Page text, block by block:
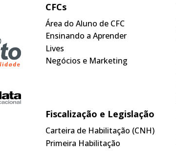
CFCs
Área do Aluno de CFC
Ensinando a Aprender
Lives
Negócios e Marketing
Fiscalização e Legislação
Carteira de Habilitação (CNH)
Primeira Habilitação